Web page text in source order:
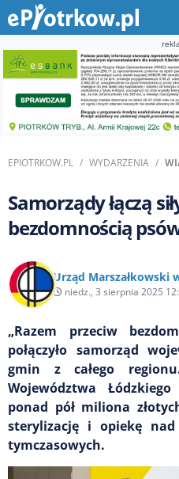
EPIOTRKOW.PL WYDARZENIA
Samorządy łączą
bezdomnością
Urząd Marszałkowski
niedz., 3 sierpnia 2025
„Razem przeciw
połączyło samorząd
gmin z całego
Województwa
ponad pół miliona
sterylizację i opiekę
tymczasowych.